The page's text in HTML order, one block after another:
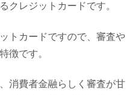
クレジットカードです。
トカードですので、審査や
徴です。
消費者金融らしく審査が甘